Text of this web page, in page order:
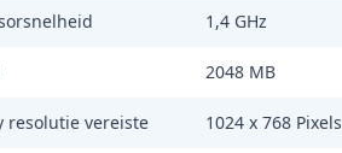
1,4 GHz
2048 MB
resolutie vereiste 1024 x 768 Pixels